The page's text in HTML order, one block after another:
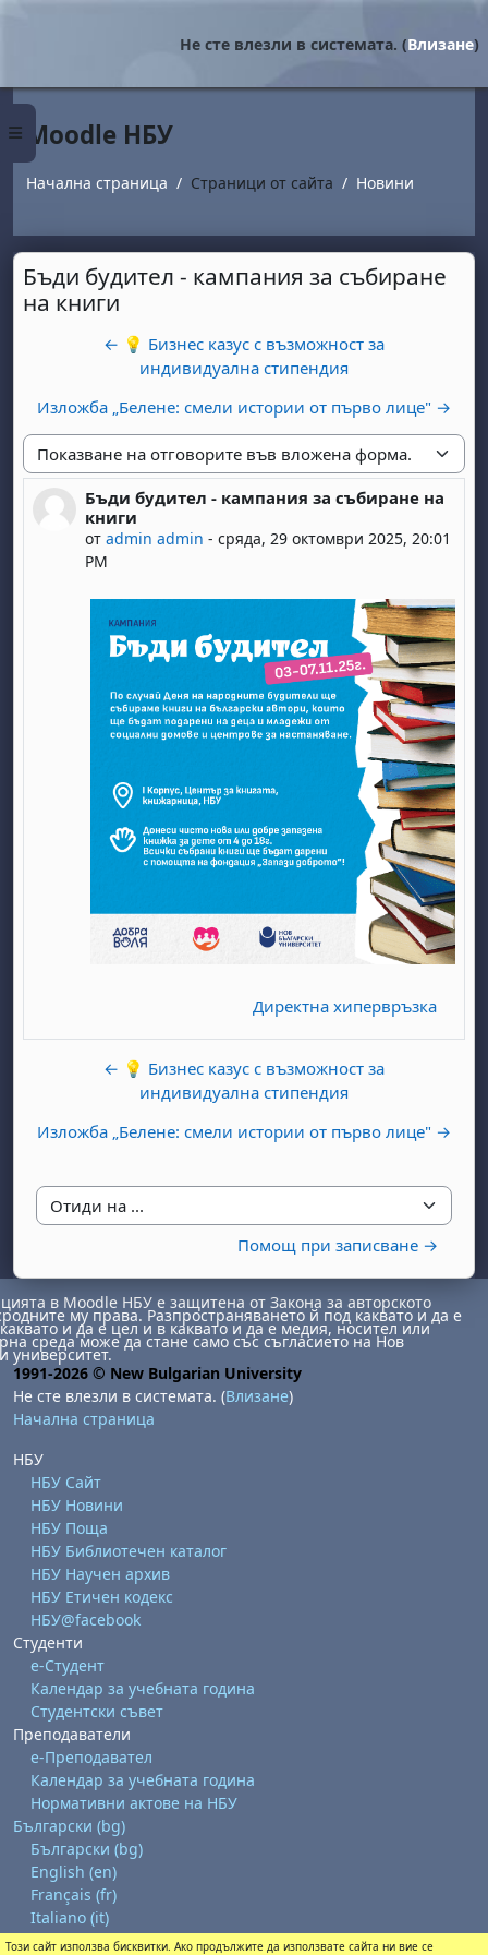
Страничен панел
Не сте влезли в системата. (Влизане)
Moodle НБУ
Начална страница Страници от сайта Новини
Бъди будител - кампания за събиране
на книги
← 💡 Бизнес казус с възможност за
индивидуална стипендия
Изложба „Белене: смели истории от първо лице" →
Начин на показване
Бъди будител - кампания за събиране на
книги
отadmin admin -сряда, 29 октомври 2025, 20:01
PM
Number of replies: 0
Директна хипервръзка
← 💡 Бизнес казус с възможност за
индивидуална стипендия
Изложба „Белене: смели истории от първо лице" →
Отиди на ...
Помощ при записване →
август
август8 август
неделя, 9 август
август
август
22 август
неделя, 23 август
август
август
29 август
неделя, 30 август
в Moodle НБУ е защитена от Закона за авторското
му права. Разпространяването й под каквато и да е
и да е цел и в каквато и да е медия, носител или
среда може да стане само със съгласието на Нов
университет.
1991-2026 © New Bulgarian University
Не сте влезли в системата. (Влизане)
Начална страница
НБУ
НБУ Сайт
НБУ Новини
НБУ Поща
НБУ Библиотечен каталог
НБУ Научен архив
НБУ Етичен кодекс
НБУ@facebook
Студенти
е-Студент
Календар за учебната година
Студентски съвет
Преподаватели
е-Преподавател
Календар за учебната година
Нормативни актове на НБУ
Български ‎(bg)‎
Български ‎(bg)‎
English ‎(en)‎
Français ‎(fr)‎
Italiano ‎(it)‎
Този сайт използва бисквитки. Ако продължите да използвате сайта ни вие се